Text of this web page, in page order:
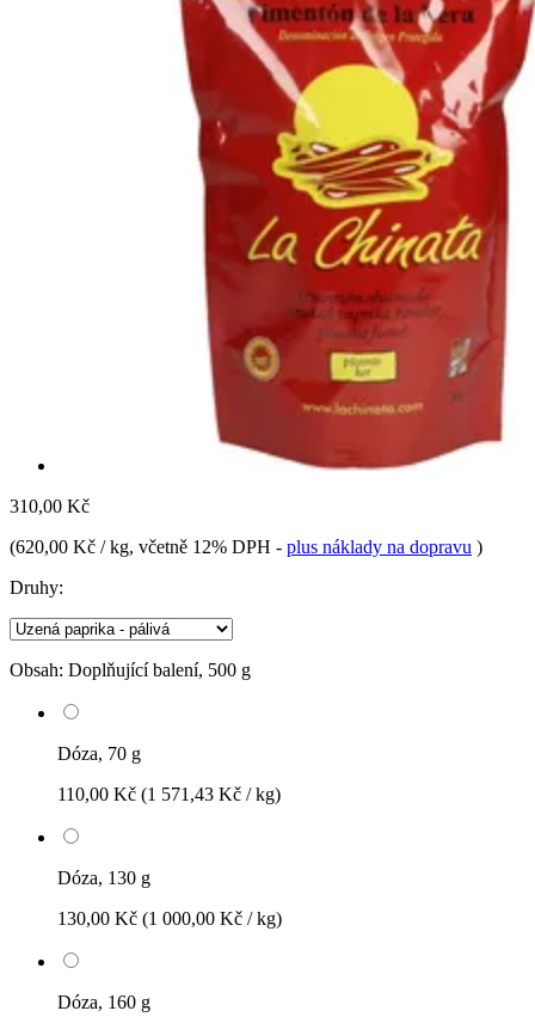
310,00 Kč
(620,00 Kč / kg, včetně 12% DPH - plus náklady na dopravu )
Druhy:
Obsah: Doplňující balení, 500 g
Dóza, 70 g
110,00 Kč (1 571,43 Kč / kg)
Dóza, 130 g
130,00 Kč (1 000,00 Kč / kg)
Dóza, 160 g